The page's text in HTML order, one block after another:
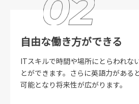
自由な働き方ができる
ITスキルで時間や場所にとらわれな
とができます。さらに英語力がある
可能となり将来性が広がります。